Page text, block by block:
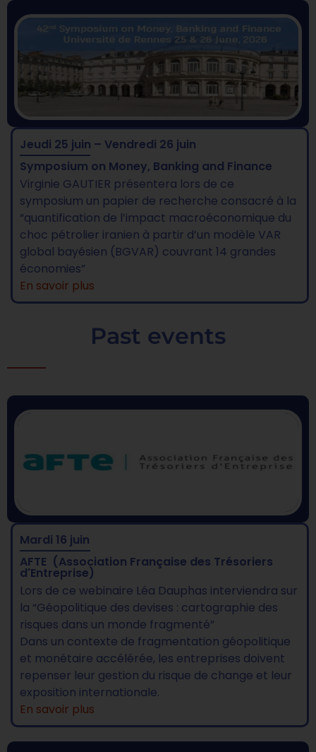
Jeudi 25 juin – Vendredi 26 juin
Symposium on Money, Banking and Finance
Virginie GAUTIER présentera lors de ce
symposium un papier de recherche consacré à la
“quantification de l’impact macroéconomique du
choc pétrolier iranien à partir d’un modèle VAR
global bayésien (BGVAR) couvrant 14 grandes
économies”
En savoir plus
Past events
Mardi 16 juin
AFTE (Association Française des Trésoriers
d'Entreprise)
Lors de ce webinaire Léa Dauphas interviendra sur
la “Géopolitique des devises : cartographie des
risques dans un monde fragmenté”
Dans un contexte de fragmentation géopolitique
et monétaire accélérée, les entreprises doivent
repenser leur gestion du risque de change et leur
exposition internationale.
En savoir plus